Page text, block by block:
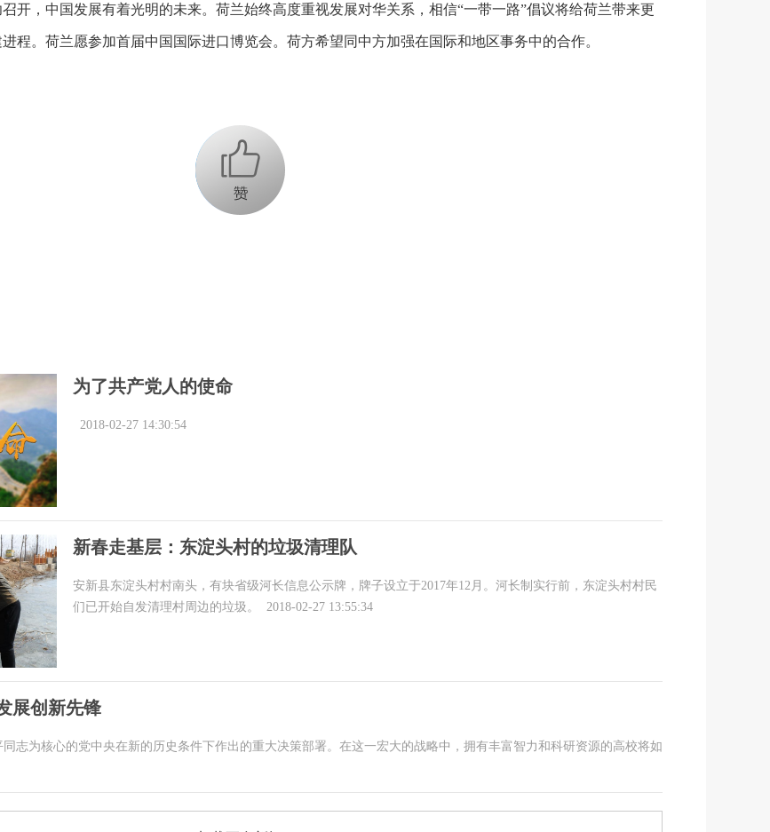
开，中国发展有着光明的未来。荷兰始终高度重视发展对华关系，相信“一带一路”倡议将给荷兰带来更
程。荷兰愿参加首届中国国际进口博览会。荷方希望同中方加强在国际和地区事务中的合作。
+1
为了共产党人的使命
2018-02-27 14:30:54
新春走基层：东淀头村的垃圾清理队
安新县东淀头村村南头，有块省级河长信息公示牌，牌子设立于2017年12月。河长制实行前，东淀头村村民
们已开始自发清理村周边的垃圾。
2018-02-27 13:55:34
展创新先锋
志为核心的党中央在新的历史条件下作出的重大决策部署。在这一宏大的战略中，拥有丰富智力和科研资源的高校将如